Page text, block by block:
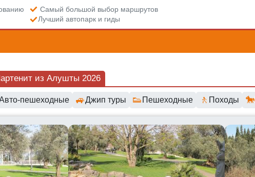
Самый большой выбор маршрутов
Лучший автопарк и гиды
из Алушты 2026
пешеходные 🚙Джип туры 👟 Пешеходные 🚶 Походы 🐎